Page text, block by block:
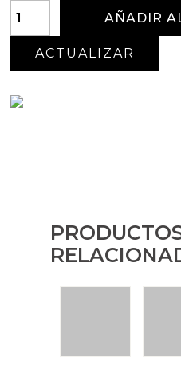
AÑADIR